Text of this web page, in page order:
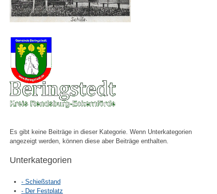
Es gibt keine Beiträge in dieser Kategorie. Wenn Unterkategorien
angezeigt werden, können diese aber Beiträge enthalten.
Unterkategorien
- Schießstand
- Der Festplatz